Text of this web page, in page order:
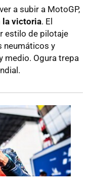
a subir a MotoGP,
la victoria. El
estilo de pilotaje
neumáticos y
medio. Ogura trepa